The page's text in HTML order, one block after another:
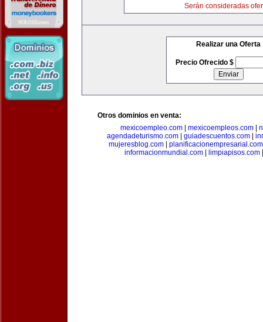
Serán consideradas
Realizar una Oferta
Precio Ofrecido $
Otros dominios en venta:
mexicoempleo.com
mexicoempleos.com
agendadeturismo.com
guiadescuentos.com
mujeresblog.com
planificacionempresarial.com
informacionmundial.com| limpiapisos.com